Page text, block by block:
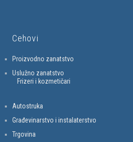
Cehovi
Proizvodno zanatstvo
Uslužno zanatstvo
Frizeri i kozmetičari
Autostruka
Građevinarstvo i instalaterstvo
Trgovina